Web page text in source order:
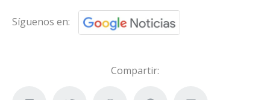
Síguenos en:
Compartir: